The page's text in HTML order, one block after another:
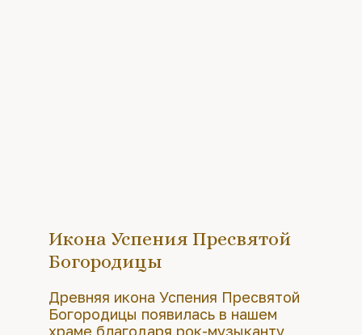
Икона Успения Пресвятой
Богородицы
Древняя икона Успения Пресвятой
Богородицы появилась в нашем
храме благодаря рок-музыканту